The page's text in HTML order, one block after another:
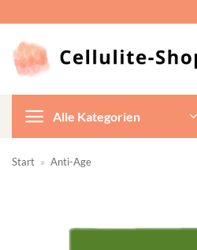
springen
Alle Kategorien
Start » Anti-Age